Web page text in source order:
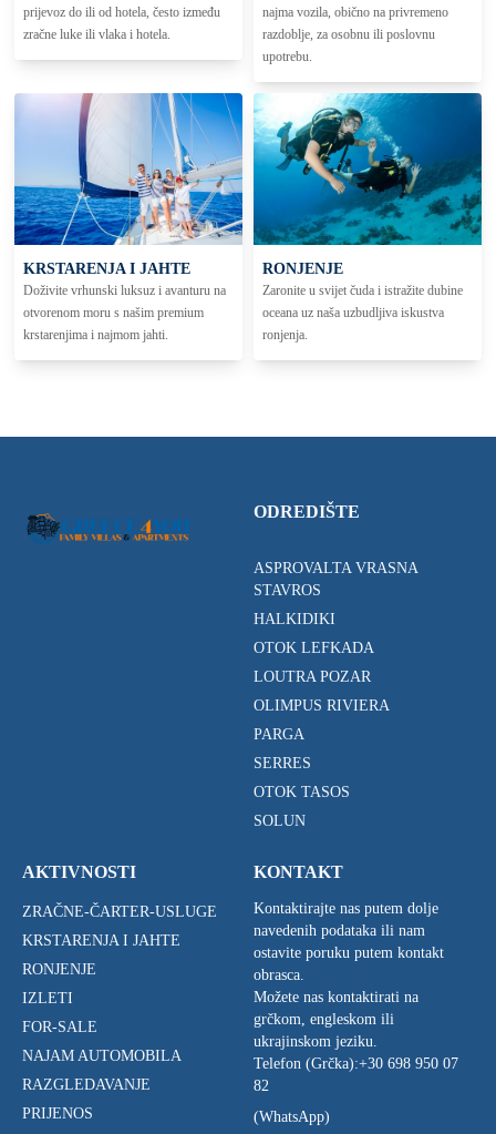
prijevoz do ili od hotela, često između
zračne luke ili vlaka i hotela.
najma vozila, obično na privremeno
razdoblje, za osobnu ili poslovnu
upotrebu.
KRSTARENJA I JAHTE
Doživite vrhunski luksuz i avanturu na
otvorenom moru s našim premium
krstarenjima i najmom jahti.
RONJENJE
Zaronite u svijet čuda i istražite dubine
oceana uz naša uzbudljiva iskustva
ronjenja.
ODREDIŠTE
ASPROVALTA VRASNA
STAVROS
HALKIDIKI
OTOK LEFKADA
LOUTRA POZAR
OLIMPUS RIVIERA
PARGA
SERRES
OTOK TASOS
SOLUN
AKTIVNOSTI
ZRAČNE-ČARTER-USLUGE
KRSTARENJA I JAHTE
RONJENJE
IZLETI
FOR-SALE
NAJAM AUTOMOBILA
RAZGLEDAVANJE
PRIJENOS
KONTAKT
Kontaktirajte nas putem dolje
navedenih podataka ili nam
ostavite poruku putem kontakt
obrasca.
Možete nas kontaktirati na
grčkom, engleskom ili
ukrajinskom jeziku.
Telefon (Grčka):+30 698 950 07
82
(WhatsApp)